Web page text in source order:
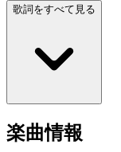
歌詞をすべて見る
楽曲情報